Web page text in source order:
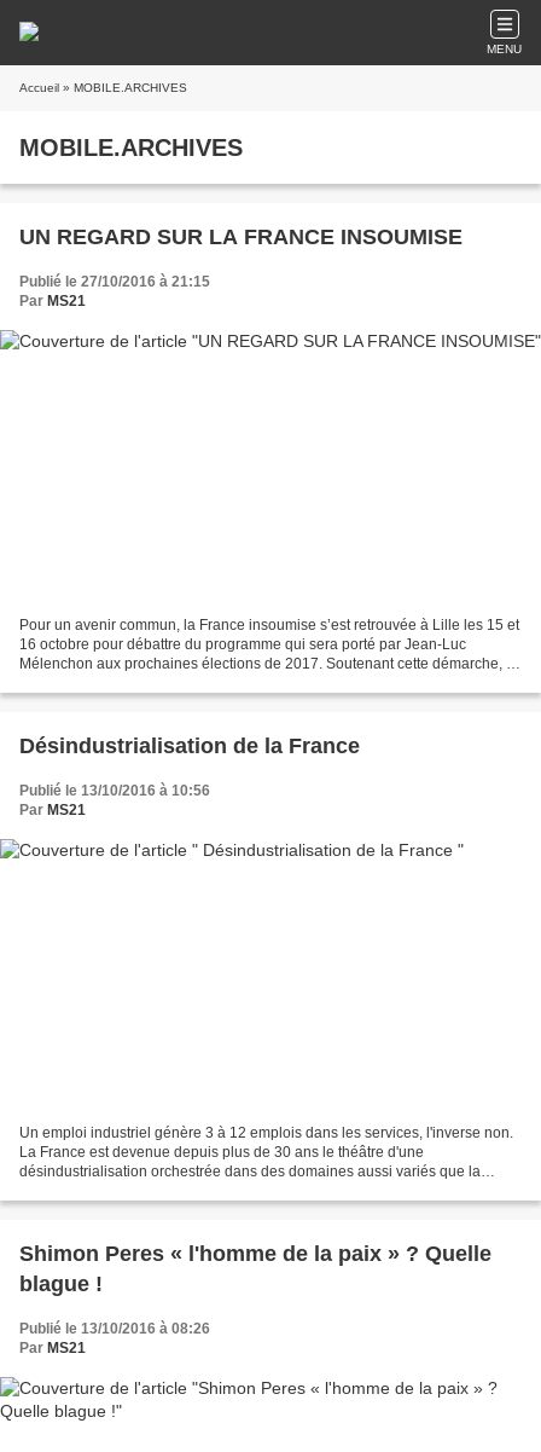
MENU
Accueil » MOBILE.ARCHIVES
MOBILE.ARCHIVES
UN REGARD SUR LA FRANCE INSOUMISE
Publié le 27/10/2016 à 21:15
Par MS21
Pour un avenir commun, la France insoumise s’est retrouvée à Lille les 15 et
16 octobre pour débattre du programme qui sera porté par Jean-Luc
Mélenchon aux prochaines élections de 2017. Soutenant cette démarche, je
Désindustrialisation de la France
Publié le 13/10/2016 à 10:56
Par MS21
Un emploi industriel génère 3 à 12 emplois dans les services, l'inverse non.
La France est devenue depuis plus de 30 ans le théâtre d'une
désindustrialisation orchestrée dans des domaines aussi variés que la
Shimon Peres « l'homme de la paix » ? Quelle
blague !
Publié le 13/10/2016 à 08:26
Par MS21